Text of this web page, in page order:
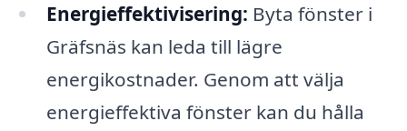
Energieffektivisering: Byta fönster i
Gräfsnäs kan leda till lägre
energikostnader. Genom att välja
energieffektiva fönster kan du hålla